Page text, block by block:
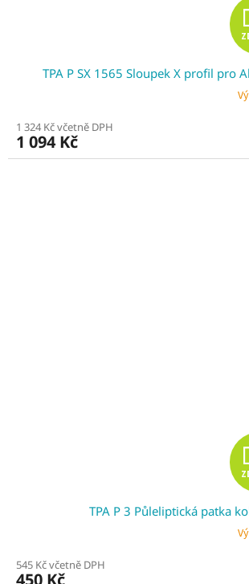
TPA P SX 1565 Sloupek X profil pro
1 324 Kč včetně DPH
1 094 Kč
TPA P 3 Půleliptická patka
545 Kč včetně DPH
450 Kč